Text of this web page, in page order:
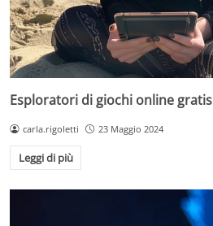
Esploratori di giochi online gratis
carla.rigoletti 23 Maggio 2024
Leggi di più